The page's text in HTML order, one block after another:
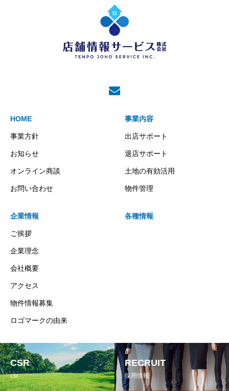
HOME
事業方針
お知らせ
オンライン商談
お問い合わせ
事業内容
出店サポート
退店サポート
土地の有効活用
物件管理
企業情報
ご挨拶
企業理念
会社概要
アクセス
物件情報募集
ロゴマークの由来
各種情報
CSR
csr
RECRUIT
採用情報